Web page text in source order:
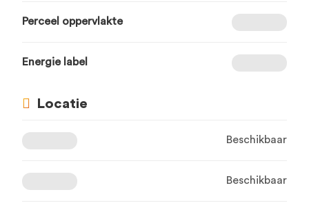
Perceel oppervlakte
Energie label
Locatie
Beschikbaar
Beschikbaar